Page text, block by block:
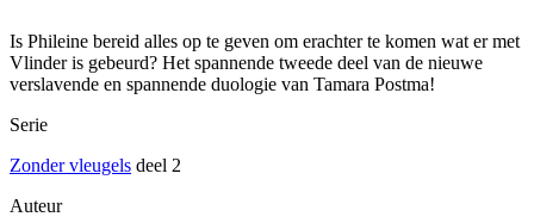
Is Phileine bereid alles op te geven om erachter te komen wat er met
Vlinder is gebeurd? Het spannende tweede deel van de nieuwe
verslavende en spannende duologie van Tamara Postma!
Serie
Zonder vleugels deel 2
Auteur